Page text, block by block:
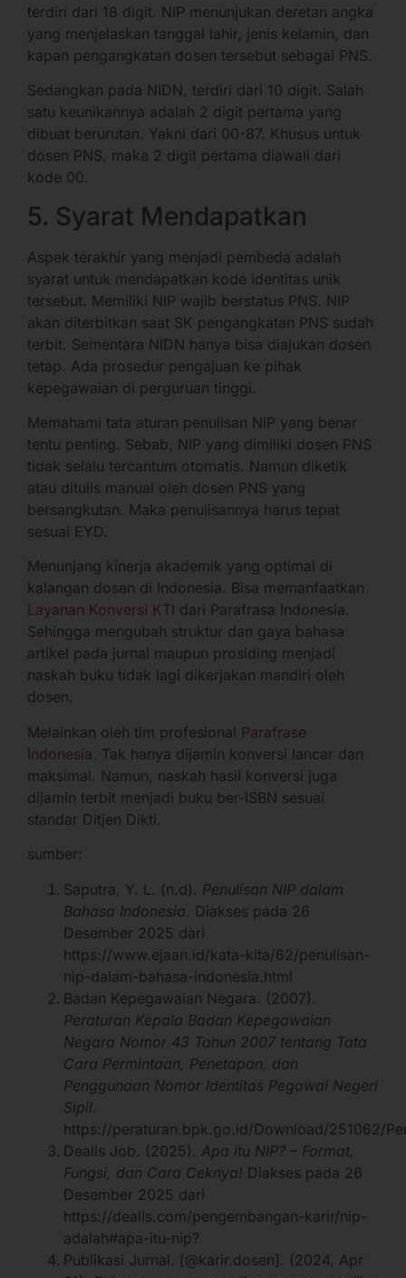
terdiri dari 18 digit. NIP menunjukan deretan angka
yang menjelaskan tanggal lahir, jenis kelamin, dan
kapan pengangkatan dosen tersebut sebagai PNS.
Sedangkan pada NIDN, terdiri dari 10 digit. Salah
satu keunikannya adalah 2 digit pertama yang
dibuat berurutan. Yakni dari 00-87. Khusus untuk
dosen PNS, maka 2 digit pertama diawali dari
kode 00.
5. Syarat Mendapatkan
Aspek terakhir yang menjadi pembeda adalah
syarat untuk mendapatkan kode identitas unik
tersebut. Memiliki NIP wajib berstatus PNS. NIP
akan diterbitkan saat SK pengangkatan PNS sudah
terbit. Sementara NIDN hanya bisa diajukan dosen
tetap. Ada prosedur pengajuan ke pihak
kepegawaian di perguruan tinggi.
Memahami tata aturan penulisan NIP yang benar
tentu penting. Sebab, NIP yang dimiliki dosen PNS
tidak selalu tercantum otomatis. Namun diketik
atau ditulis manual oleh dosen PNS yang
bersangkutan. Maka penulisannya harus tepat
sesuai EYD.
Menunjang kinerja akademik yang optimal di
kalangan dosen di Indonesia. Bisa memanfaatkan
Layanan Konversi KTI dari Parafrasa Indonesia.
Sehingga mengubah struktur dan gaya bahasa
artikel pada jurnal maupun prosiding menjadi
naskah buku tidak lagi dikerjakan mandiri oleh
dosen.
Melainkan oleh tim profesional Parafrase
Indonesia. Tak hanya dijamin konversi lancar dan
maksimal. Namun, naskah hasil konversi juga
dijamin terbit menjadi buku ber-ISBN sesuai
standar Ditjen Dikti.
sumber:
Saputra, Y. L. (n.d). Penulisan NIP dalam
Bahasa Indonesia. Diakses pada 26
Desember 2025 dari
https://www.ejaan.id/kata-kita/62/penulisan-
nip-dalam-bahasa-indonesia.html
Badan Kepegawaian Negara. (2007).
Peraturan Kepala Badan Kepegawaian
Negara Nomor 43 Tahun 2007 tentang Tata
Cara Permintaan, Penetapan, dan
Penggunaan Nomor Identitas Pegawai Negeri
Sipil.
https://peraturan.bpk.go.id/Download/251062/
Dealls Job. (2025). Apa itu NIP? – Format,
Fungsi, dan Cara Ceknya! Diakses pada 26
Desember 2025 dari
https://dealls.com/pengembangan-karir/nip-
adalah#apa-itu-nip?
Publikasi Jurnal. [@karir.dosen]. (2024, Apr